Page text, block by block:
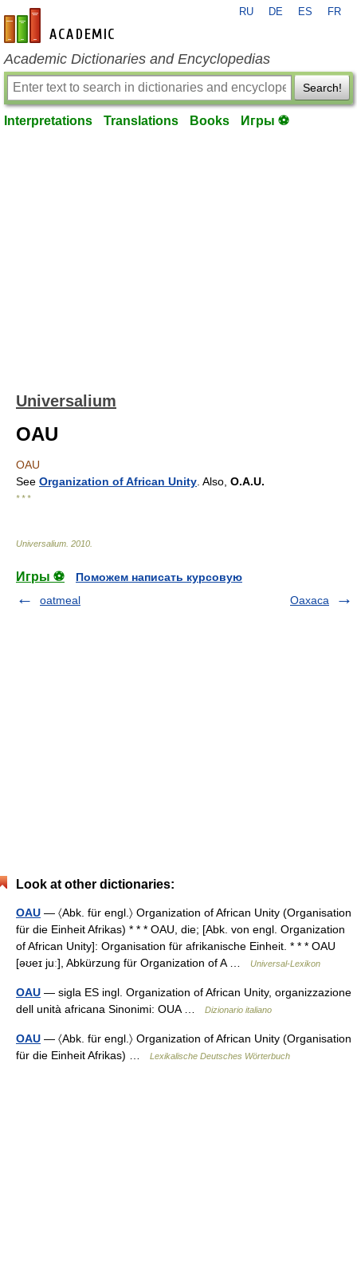
en-academic.com
RU DE ES FR
Academic Dictionaries and Encyclopedias
Search!
Interpretations Translations Books Игры ⚽
Universalium
OAU
OAU
See Organization of African Unity . Also, O.A.U.
* * *
Universalium 2010
Игры ⚽
Поможем написать курсовую
oatmeal
Oaxaca
Look at other dictionaries:
OAU — 〈Abk. für engl.〉 Organization of African Unity (Organisation
für die Einheit Afrikas) * * * OAU, die; [Abk. von engl. Organization
of African Unity]: Organisation für afrikanische Einheit. * * * OAU
[əʊeɪ juː], Abkürzung für Organization of A …
Universal-Lexikon
OAU — sigla ES ingl. Organization of African Unity, organizzazione
dell unità africana Sinonimi: OUA …
Dizionario italiano
OAU — 〈Abk. für engl.〉 Organization of African Unity (Organisation
für die Einheit Afrikas) …
Lexikalische Deutsches Wörterbuch